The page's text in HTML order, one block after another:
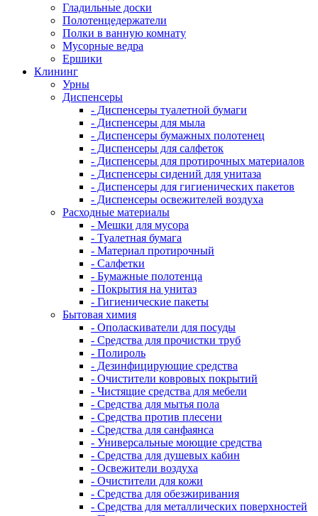
Гладильные доски
Полотенцедержатели
Полки в ванную комнату
Мусорные ведра
Ершики
Клининг
Урны
Диспенсеры
- Диспенсеры туалетной бумаги
- Диспенсеры для мыла
- Диспенсеры бумажных полотенец
- Диспенсеры для салфеток
- Диспенсеры для протирочных материалов
- Диспенсеры сидений для унитаза
- Диспенсеры для гигиенических пакетов
- Диспенсеры освежителей воздуха
Расходные материалы
- Мешки для мусора
- Туалетная бумага
- Материал протирочный
- Салфетки
- Бумажные полотенца
- Покрытия на унитаз
- Гигиенические пакеты
Бытовая химия
- Ополаскиватели для посуды
- Средства для прочистки труб
- Полироль
- Дезинфицирующие средства
- Очистители ковровых покрытий
- Чистящие средства для мебели
- Средства для мытья пола
- Средства против плесени
- Средства для санфаянса
- Универсальные моющие средства
- Средства для душевых кабин
- Освежители воздуха
- Очистители для кожи
- Средства для обезжиривания
- Средства для металлических поверхностей